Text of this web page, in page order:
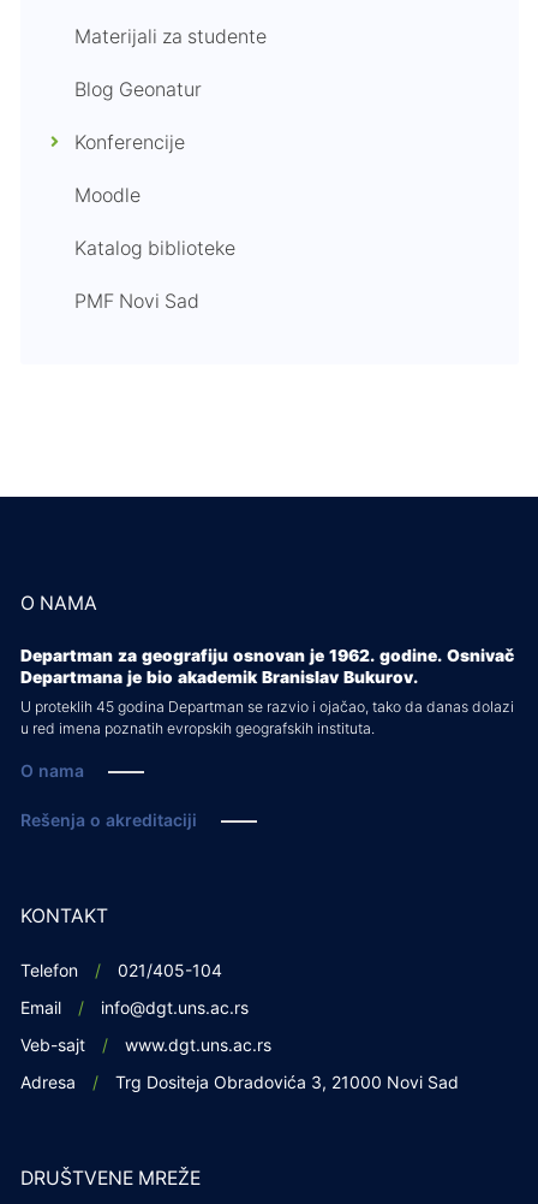
Materijali za studente
Blog Geonatur
Konferencije
Moodle
Katalog biblioteke
PMF Novi Sad
O NAMA
Departman za geografiju osnovan je 1962. godine. Osnivač
Departmana je bio akademik Branislav Bukurov.
U proteklih 45 godina Departman se razvio i ojačao, tako da danas dolazi
u red imena poznatih evropskih geografskih instituta.
O nama
Rešenja o akreditaciji
KONTAKT
Telefon
021/405-104
Email
info@dgt.uns.ac.rs
Veb-sajt
www.dgt.uns.ac.rs
Adresa
Trg Dositeja Obradovića 3, 21000 Novi Sad
DRUŠTVENE MREŽE